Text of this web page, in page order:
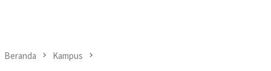
Beranda Kampus